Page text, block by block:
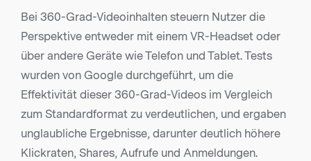
Bei 360-Grad-Videoinhalten steuern Nutzer die
Perspektive entweder mit einem VR-Headset oder
über andere Geräte wie Telefon und Tablet. Tests
wurden von Google durchgeführt, um die
Effektivität dieser 360-Grad-Videos im Vergleich
zum Standardformat zu verdeutlichen, und ergaben
unglaubliche Ergebnisse, darunter deutlich höhere
Klickraten, Shares, Aufrufe und Anmeldungen.